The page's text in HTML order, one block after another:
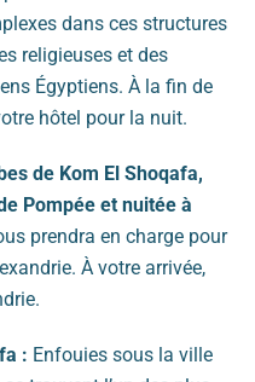
dans ces structures
religieuses et des
Égyptiens. À la fin de
hôtel pour la nuit.
de Kom El Shoqafa,
Pompée et nuitée à
prendra en charge pour
À votre arrivée,
: Enfouies sous la ville